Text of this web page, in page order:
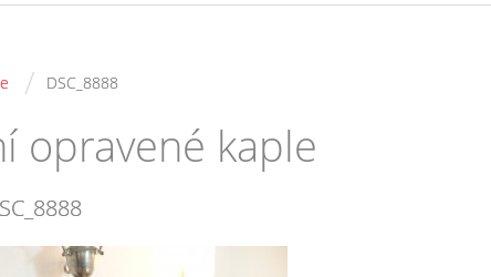
/ DSC_8888
opravené kaple